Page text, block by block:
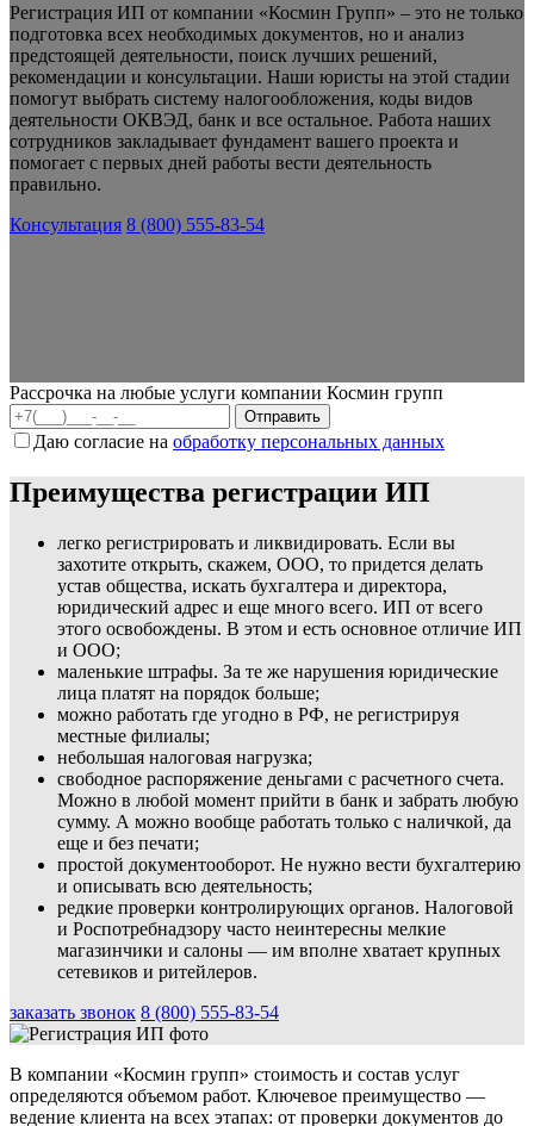
Регистрация ИП от компании «Космин Групп» – это не только
подготовка всех необходимых документов, но и анализ
предстоящей деятельности, поиск лучших решений,
рекомендации и консультации. Наши юристы на этой стадии
помогут выбрать систему налогообложения, коды видов
деятельности ОКВЭД, банк и все остальное. Работа наших
сотрудников закладывает фундамент вашего проекта и
помогает с первых дней работы вести деятельность
правильно.
Консультация 8 (800) 555-83-54
Рассрочка на любые услуги компании Космин групп
Даю согласие на обработку персональных данных
Преимущества регистрации ИП
легко регистрировать и ликвидировать. Если вы
захотите открыть, скажем, ООО, то придется делать
устав общества, искать бухгалтера и директора,
юридический адрес и еще много всего. ИП от всего
этого освобождены. В этом и есть основное отличие ИП
и ООО;
маленькие штрафы. За те же нарушения юридические
лица платят на порядок больше;
можно работать где угодно в РФ, не регистрируя
местные филиалы;
небольшая налоговая нагрузка;
свободное распоряжение деньгами с расчетного счета.
Можно в любой момент прийти в банк и забрать любую
сумму. А можно вообще работать только с наличкой, да
еще и без печати;
простой документооборот. Не нужно вести бухгалтерию
и описывать всю деятельность;
редкие проверки контролирующих органов. Налоговой
и Роспотребнадзору часто неинтересны мелкие
магазинчики и салоны — им вполне хватает крупных
сетевиков и ритейлеров.
заказать звонок 8 (800) 555-83-54
В компании «Космин групп» стоимость и состав услуг
определяются объемом работ. Ключевое преимущество —
ведение клиента на всех этапах: от проверки документов до